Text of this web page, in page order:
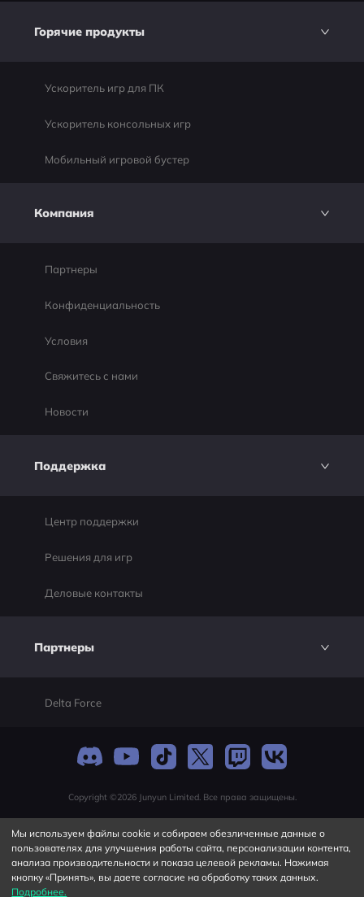
Горячие продукты
Ускоритель игр для ПК
Ускоритель консольных игр
Мобильный игровой бустер
Компания
Партнеры
Конфиденциальность
Условия
Свяжитесь с нами
Новости
Поддержка
Центр поддержки
Решения для игр
Деловые контакты
Партнеры
Delta Force
Copyright ©2026 Junyun Limited. Все права защищены.
Мы используем файлы cookie и собираем обезличенные данные о
пользователях для улучшения работы сайта, персонализации контента,
анализа производительности и показа целевой рекламы. Нажимая
кнопку «Принять», вы даете согласие на обработку таких данных.
Подробнее.